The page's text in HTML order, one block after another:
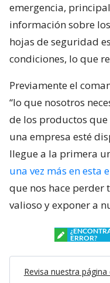
emergencia,
información sobre
hojas de seguridad
condiciones, lo que
Previamente el
“lo que nosotros
de los productos
una empresa esté
llegue a la primera
una vez más en esta
que nos hace
valioso y exponer a
ERROR?
Revisa nuestra